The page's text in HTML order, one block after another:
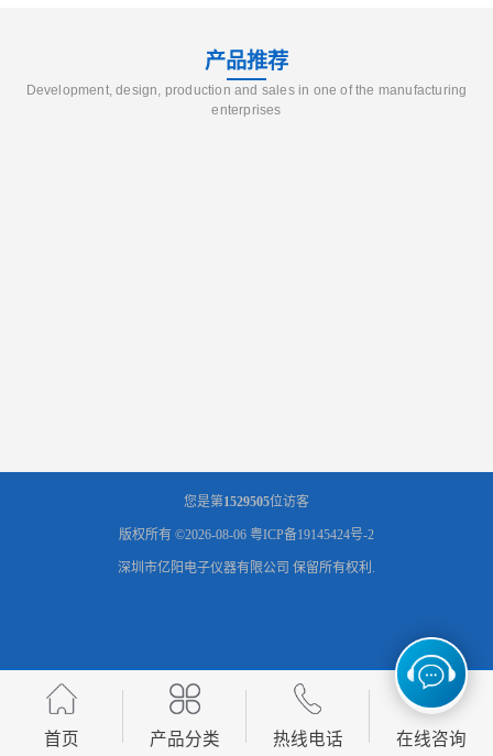
产品推荐
Development, design, production and sales in one of the manufacturing
enterprises
您是第1529505位访客
版权所有 ©2026-08-06 粤ICP备19145424号-2
深圳市亿阳电子仪器有限公司 保留所有权利.
首页 产品分类 热线电话 在线咨询